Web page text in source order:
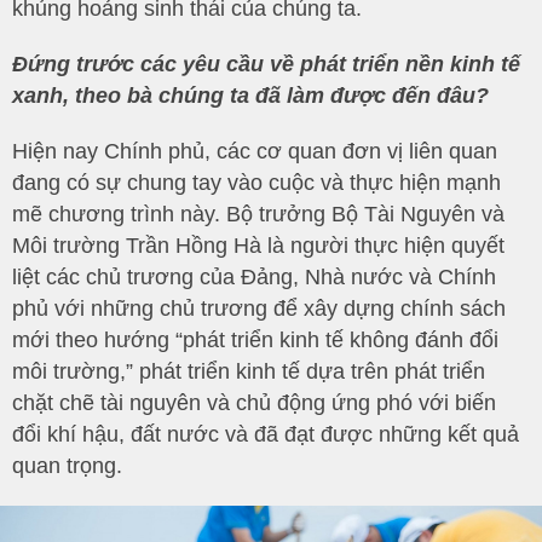
khủng hoảng sinh thái của chúng ta.
Đứng trước các yêu cầu về phát triển nền kinh tế
xanh, theo bà chúng ta đã làm được đến đâu?
Hiện nay Chính phủ, các cơ quan đơn vị liên quan
đang có sự chung tay vào cuộc và thực hiện mạnh
mẽ chương trình này. Bộ trưởng Bộ Tài Nguyên và
Môi trường Trần Hồng Hà là người thực hiện quyết
liệt các chủ trương của Đảng, Nhà nước và Chính
phủ với những chủ trương để xây dựng chính sách
mới theo hướng “phát triển kinh tế không đánh đổi
môi trường,” phát triển kinh tế dựa trên phát triển
chặt chẽ tài nguyên và chủ động ứng phó với biến
đổi khí hậu, đất nước và đã đạt được những kết quả
quan trọng.